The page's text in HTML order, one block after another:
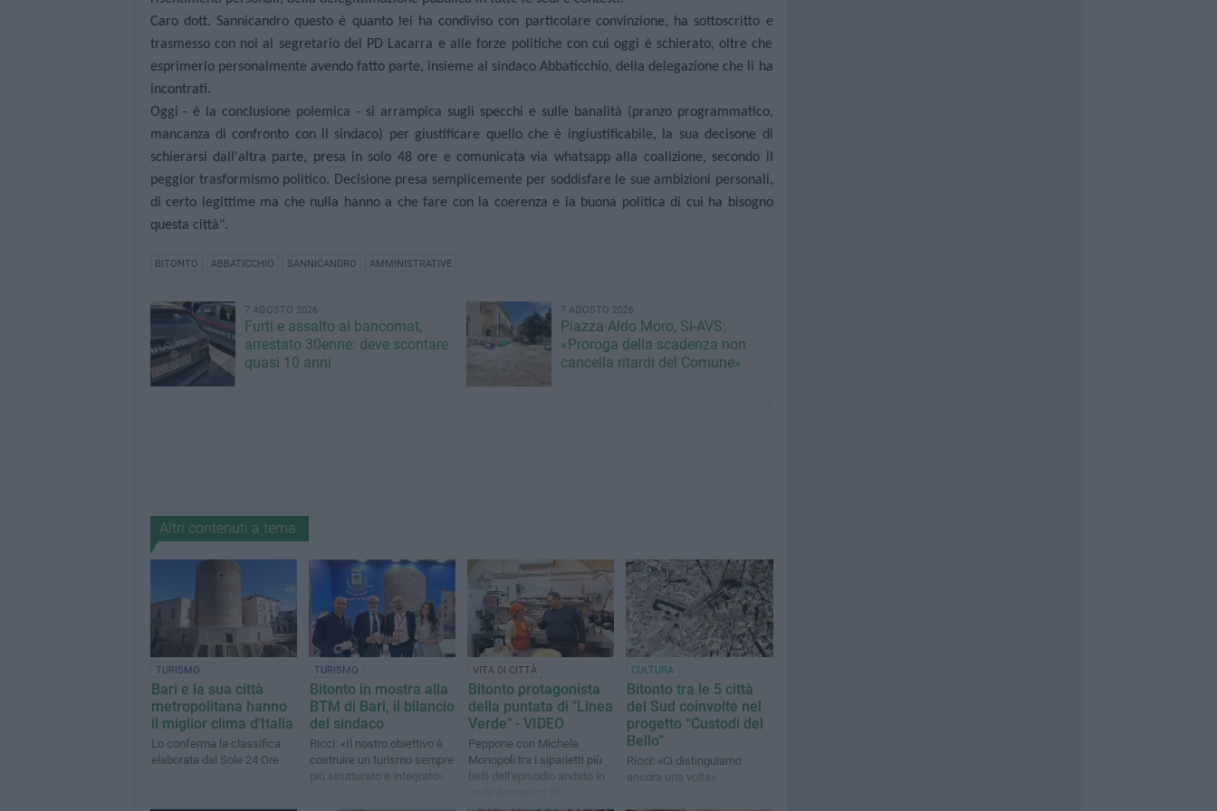
Caro dott. Sannicandro questo è quanto lei ha condiviso con particolare convinzione, ha sottoscritto e
trasmesso con noi al segretario del PD Lacarra e alle forze politiche con cui oggi è schierato, oltre che
esprimerlo personalmente avendo fatto parte, insieme al sindaco Abbaticchio, della delegazione che li ha
incontrati.
Oggi - è la conclusione polemica - si arrampica sugli specchi e sulle banalità (pranzo programmatico,
mancanza di confronto con il sindaco) per giustificare quello che è ingiustificabile, la sua decisone di
schierarsi dall'altra parte, presa in solo 48 ore e comunicata via whatsapp alla coalizione, secondo il
peggior trasformismo politico. Decisione presa semplicemente per soddisfare le sue ambizioni personali,
di certo legittime ma che nulla hanno a che fare con la coerenza e la buona politica di cui ha bisogno
questa città".
BITONTO ABBATICCHIO SANNICANDRO AMMINISTRATIVE
7 AGOSTO 2026
Furti e assalto al bancomat,
arrestato 30enne: deve scontare
quasi 10 anni
7 AGOSTO 2026
Piazza Aldo Moro, SI-AVS:
«Proroga della scadenza non
cancella ritardi del Comune»
Altri contenuti a tema
TURISMO
Bari e la sua città
metropolitana hanno
il miglior clima d'Italia
Lo conferma la classifica
elaborata dal Sole 24 Ore
TURISMO
Bitonto in mostra alla
BTM di Bari, il bilancio
del sindaco
Ricci: «Il nostro obiettivo è
costruire un turismo sempre
più strutturato e integrato»
VITA DI CITTÀ
Bitonto protagonista
della puntata di "Linea
Verde" - VIDEO
Peppone con Michele
Monopoli tra i siparietti più
belli dell'episodio andato in
CULTURA
Bitonto tra le 5 città
del Sud coinvolte nel
progetto “Custodi del
Bello”
Ricci: «Ci distinguiamo
ancora una volta»